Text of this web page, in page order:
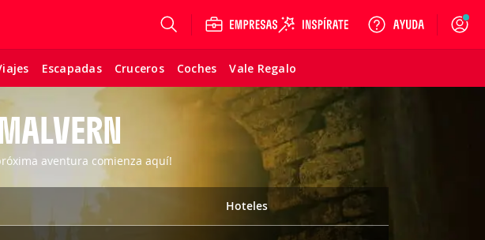
Escapadas Cruceros Coches Vale Regalo
Login
aventura comienza aquí!
Hoteles